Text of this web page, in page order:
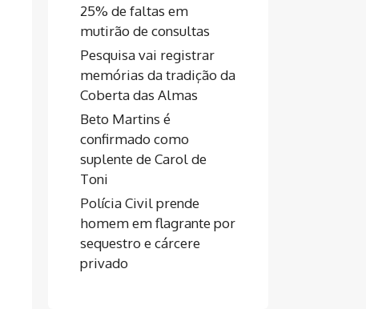
25% de faltas em
mutirão de consultas
Pesquisa vai registrar
memórias da tradição da
Coberta das Almas
Beto Martins é
confirmado como
suplente de Carol de
Toni
Polícia Civil prende
homem em flagrante por
sequestro e cárcere
privado